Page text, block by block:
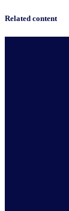
Related content